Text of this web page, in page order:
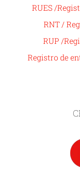
RUES /
RNT /
RUP /
Registro de